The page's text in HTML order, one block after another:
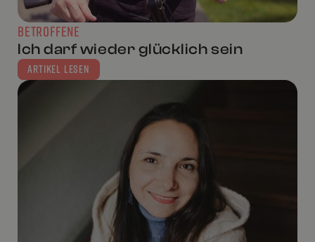
BETROFFENE
Ich darf wieder glücklich sein
ARTIKEL LESEN